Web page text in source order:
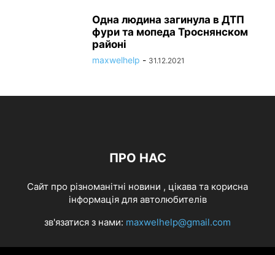
Одна людина загинула в ДТП
фури та мопеда Троснянском
районі
maxwelhelp - 31.12.2021
ПРО НАС
Cайт про різноманітні новини , цікава та корисна
інформація для автолюбителів
зв'язатися з нами: maxwelhelp@gmail.com